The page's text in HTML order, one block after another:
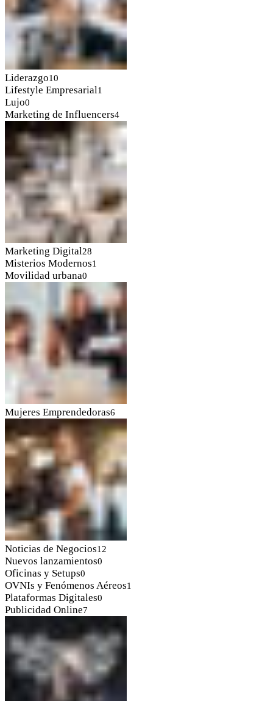
Liderazgo10
Lifestyle Empresarial1
Lujo0
Marketing de Influencers4
Marketing Digital28
Misterios Modernos1
Movilidad urbana0
Mujeres Emprendedoras6
Noticias de Negocios12
Nuevos lanzamientos0
Oficinas y Setups0
OVNIs y Fenómenos Aéreos1
Plataformas Digitales0
Publicidad Online7